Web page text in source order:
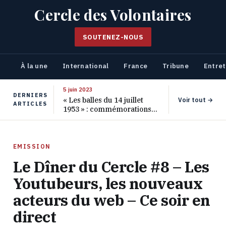
Cercle des Volontaires
SOUTENEZ-NOUS
À la une International France Tribune
DERNIERS
ARTICLES
5 juin 2023
« Les balles du 14 juillet
1953 » : commémorations
pour les 70 ans de ce
Voir tout →
EMISSION
Le Dîner du Cercle #8 – Les
Youtubeurs, les nouveaux
acteurs du web – Ce soir en
direct